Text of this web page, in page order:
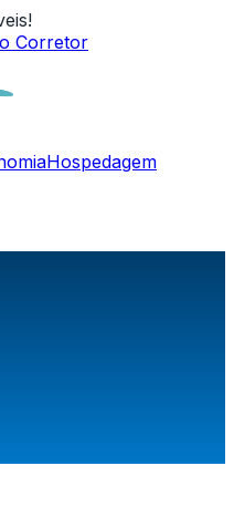
Corretor
Hospedagem